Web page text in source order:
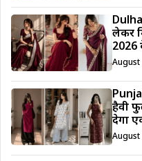
लेकर
2026
August
हैवी
देगा
August